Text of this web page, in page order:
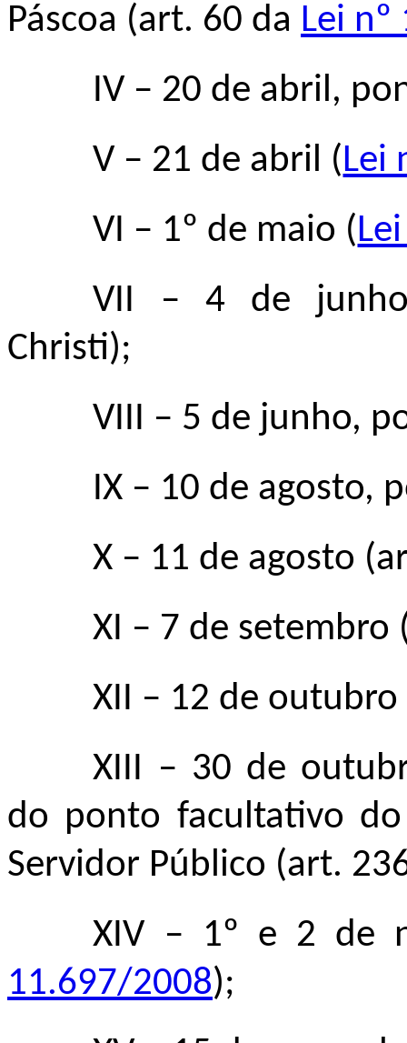
Páscoa (art. 60 da Lei
IV – 20 de abril,
V – 21 de abril (Lei
VI – 1º de maio (
VII – 4 de
Christi);
VIII – 5 de junho,
IX – 10 de agosto,
X – 11 de agosto
XI – 7 de setembro
XII – 12 de
XIII – 30 de
do ponto facultativo
Servidor Público (art.
XIV –
1º e 2 de
11.697/2008);